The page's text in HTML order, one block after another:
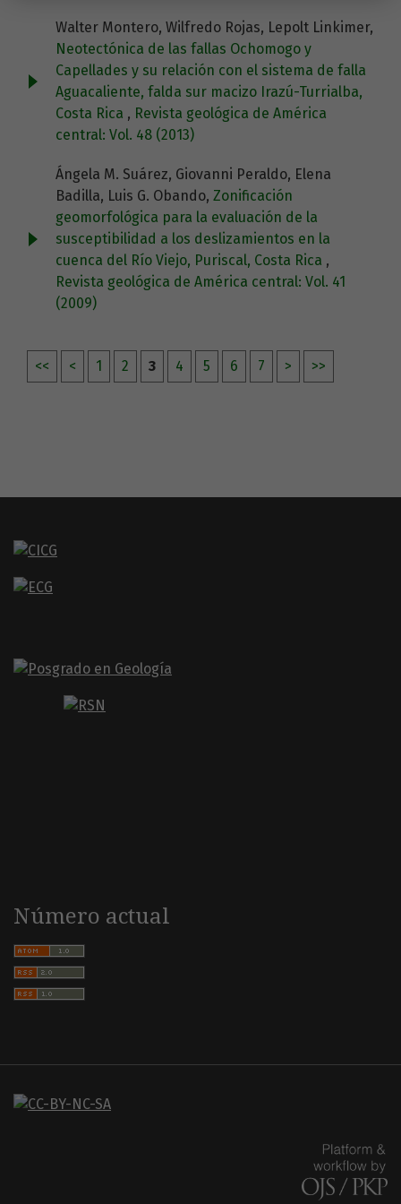
Walter Montero, Wilfredo Rojas, Lepolt Linkimer,
Neotectónica de las fallas Ochomogo y
Capellades y su relación con el sistema de falla
Aguacaliente, falda sur macizo Irazú-Turrialba,
Costa Rica , Revista geológica de América
central: Vol. 48 (2013)
Ángela M. Suárez, Giovanni Peraldo, Elena
Badilla, Luis G. Obando, Zonificación
geomorfológica para la evaluación de la
susceptibilidad a los deslizamientos en la
cuenca del Río Viejo, Puriscal, Costa Rica ,
Revista geológica de América central: Vol. 41
(2009)
<< < 1 2 3 4 5 6 7 > >>
Número actual